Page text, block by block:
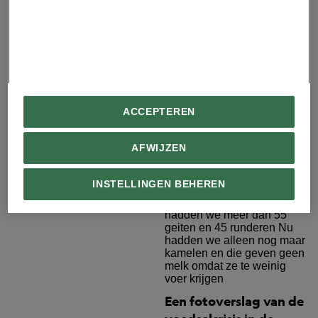
steeds meer geld. Wie
Een fotoverslag van de
INSTELLINGEN BEHEREN
AFWIJZEN
ACCEPTEREN